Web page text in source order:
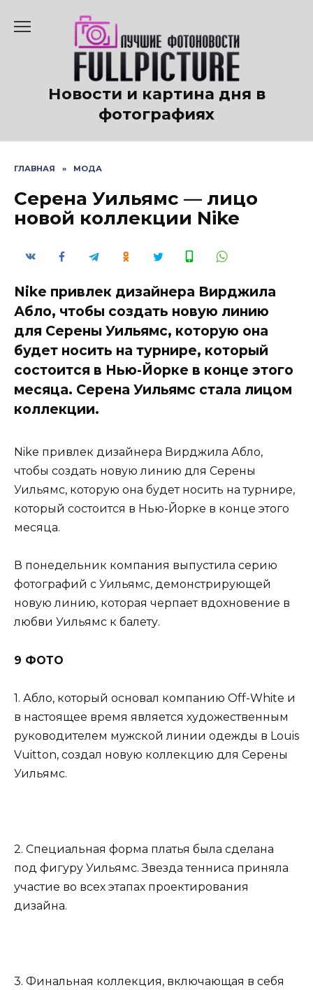
содержанию
Новости и картина дня в
фотографиях
ГЛАВНАЯ » МОДА
Серена Уильямс — лицо
новой коллекции Nike
Nike привлек дизайнера Вирджила
Абло, чтобы создать новую линию
для Серены Уильямс, которую она
будет носить на турнире, который
состоится в Нью-Йорке в конце этого
месяца. Серена Уильямс стала лицом
коллекции.
Nike привлек дизайнера Вирджила Абло,
чтобы создать новую линию для Серены
Уильямс, которую она будет носить на турнире,
который состоится в Нью-Йорке в конце этого
месяца.
В понедельник компания выпустила серию
фотографий с Уильямс, демонстрирующей
новую линию, которая черпает вдохновение в
любви Уильямс к балету.
9 ФОТО
1. Абло, который основал компанию Off-White и
в настоящее время является художественным
руководителем мужской линии одежды в Louis
Vuitton, создал новую коллекцию для Серены
Уильямс.
2. Специальная форма платья была сделана
под фигуру Уильямс. Звезда тенниса приняла
участие во всех этапах проектирования
дизайна.
3. Финальная коллекция, включающая в себя